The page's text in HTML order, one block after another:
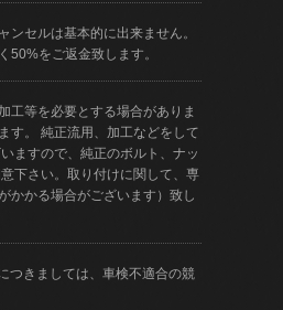
セルは基本的に出来ません。
50%をご返金致します。
工等を必要とする場合がありま
す。 純正流用、加工などをして
ますので、純正のボルト、ナッ
下さい。取り付けに関して、専
かかる場合がございます）致し
つきましては、車検不適合の競